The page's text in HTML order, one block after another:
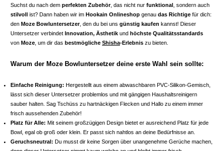
Suchst du nach dem perfekten Zubehör, das nicht nur funktional
, sondern auch
stilvoll ist? Dann haben wir im Hookain Onlineshop genau das Richtige für dich:
den Moze Bowluntersetzer, den du bei uns günstig kaufen kannst! Dieser
Untersetzer verbindet Innovation, Ästhetik und höchste Qualitätsstandards
von Moze , um dir das bestmögliche Shisha-Erlebnis zu bieten.
Warum der Moze Bowluntersetzer deine erste Wahl sein sollte:
Einfache Reinigung: Hergestellt aus einem abwaschbaren PVC-Silikon-Gemisch,
lässt sich dieser Untersetzer problemlos und mit gängigen Haushaltsreinigern
sauber halten. Sag Tschüss zu hartnäckigen Flecken und Hallo zu einem immer
frisch aussehenden Zubehör!
Platz für Alle: Mit seinem großzügigen Design bietet er ausreichend Platz für jede
Bowl, egal ob groß oder klein. Er passt sich nahtlos an deine Bedürfnisse an.
Geruchsneutral: Du musst dir keine Sorgen über unangenehme Gerüche machen,